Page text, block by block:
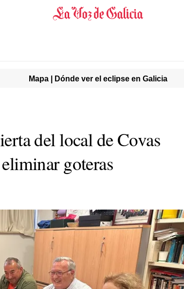
Mapa | Dónde ver el eclipse en Galicia
del local de Covas
goteras